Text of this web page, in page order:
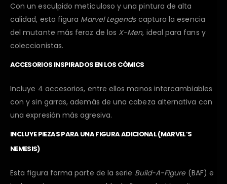
Con un esculpido meticuloso y una pintura de alta
calidad, esta figura Marvel Legendscaptura la esencia
del mutante más feroz de los X-Men, ideal para fans y
coleccionistas.
ACCESORIOS INSPIRADOS EN LOS CÓMICS
Incluye 4 accesorios, entre ellos manos intercambiables
con y sin garras, además de una cabeza alternativa con
una expresión más agresiva.
INCLUYE PIEZAS PARA UNA FIGURA ADICIONAL (MARVEL’S
NEMESIS)
Esta figura forma parte de la serie Build-A-Figure(BAF) e